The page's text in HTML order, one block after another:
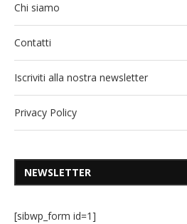
Chi siamo
Contatti
Iscriviti alla nostra newsletter
Privacy Policy
NEWSLETTER
[sibwp_form id=1]